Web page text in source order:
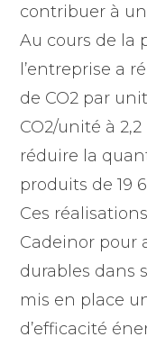
contribuer à
Au cours de la
l’entreprise a
de CO2 par
CO2/unité à
réduire la
produits de 19
Ces
Cadeinor pour
durables dans
mis en place
d’efficacité